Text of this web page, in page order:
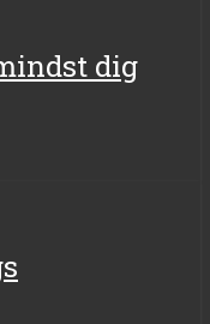
dig